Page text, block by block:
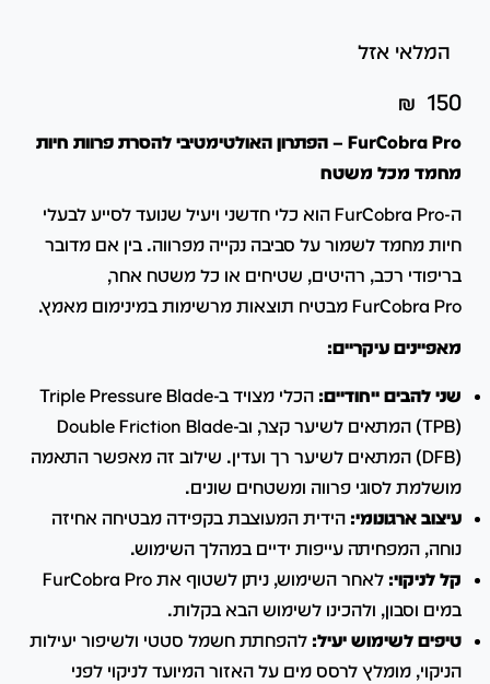
המלאי אזל
₪ 150
FurCobra Pro – הפתרון האולטימטיבי להסרת פרוות חיות
מחמד מכל משטח
ה-FurCobra Pro הוא כלי חדשני ויעיל שנועד לסייע לבעלי
חיות מחמד לשמור על סביבה נקייה מפרווה. בין אם מדובר
בריפודי רכב, רהיטים, שטיחים או כל משטח אחר,
FurCobra Pro מבטיח תוצאות מרשימות במינימום מאמץ.
מאפיינים עיקריים:
שני להבים ייחודיים:
הכלי מצויד ב-Triple Pressure Blade
(TPB) המתאים לשיער קצר, וב-Double Friction Blade
(DFB) המתאים לשיער רך ועדין.
שילוב זה מאפשר התאמה
מושלמת לסוגי פרווה ומשטחים שונים.
עיצוב ארגונומי: הידית המעוצבת בקפידה מבטיחה אחיזה
נוחה, המפחיתה עייפות ידיים במהלך השימוש.
קל לניקוי:
לאחר השימוש, ניתן לשטוף את FurCobra Pro
במים וסבון, ולהכינו לשימוש הבא בקלות.
טיפים לשימוש יעיל: להפחתת חשמל סטטי ולשיפור יעילות
הניקוי, מומלץ לרסס מים על האזור המיועד לניקוי לפני